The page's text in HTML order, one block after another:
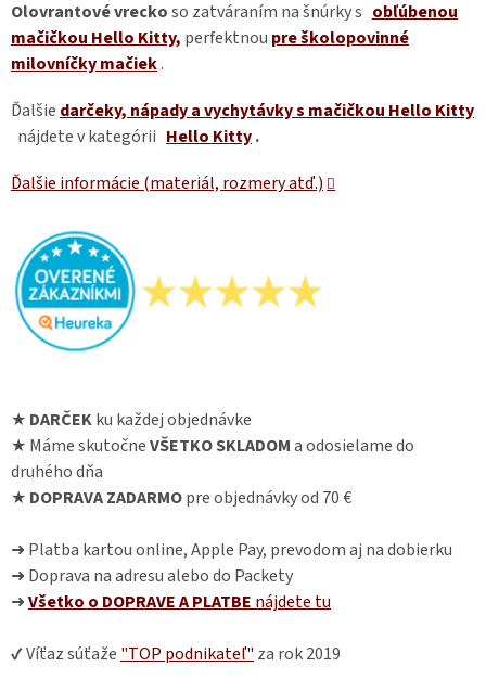
Olovrantové vreckoso zatváraním na šnúrky s obľúbenou
mačičkou Hello Kitty, perfektnou pre školopovinné
milovníčky mačiek.
Ďalšie darčeky, nápady a vychytávky s mačičkou Hello Kitty
nájdete v kategórii Hello Kitty.
Ďalšie informácie (materiál, rozmery atď.)
★ DARČEKku každej objednávke
★ Máme skutočneVŠETKO SKLADOMa odosielame do
druhého dňa
★ DOPRAVA ZADARMOpre objednávky od 70 €
➜ Platba kartou online, Apple Pay, prevodom aj na dobierku
➜ Doprava na adresu alebo do Packety
➜Všetko o DOPRAVE A PLATBE nájdete tu
✔ Víťaz súťaže "TOP podnikateľ" za rok 2019